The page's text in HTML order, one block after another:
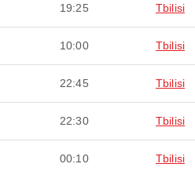
19:25 Tbilisi
10:00 Tbilisi
22:45 Tbilisi
22:30 Tbilisi
00:10 Tbilisi